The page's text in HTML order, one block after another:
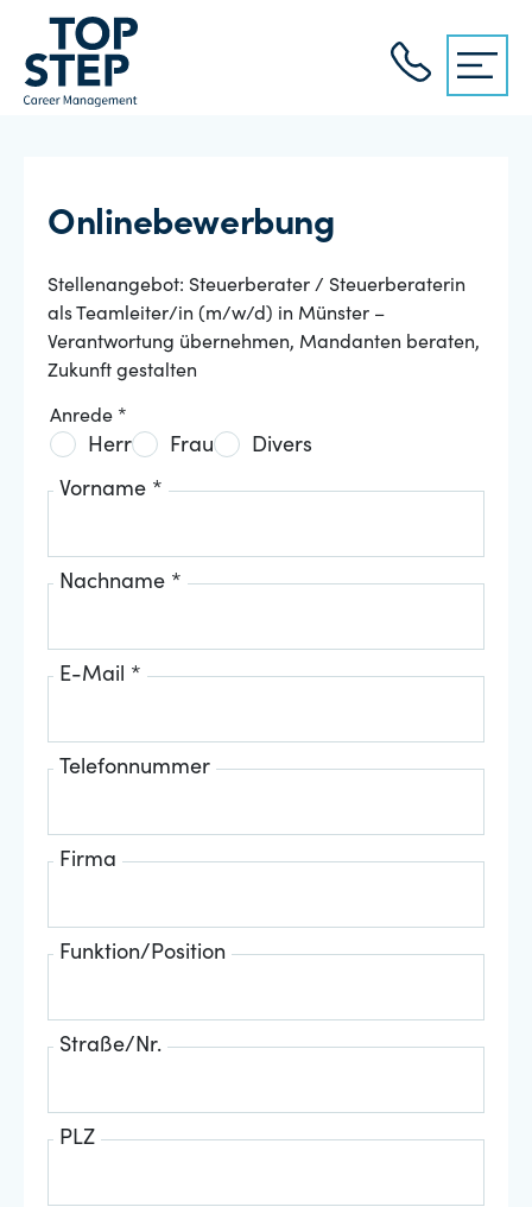
Onlinebewerbung
Stellenangebot: Steuerberater / Steuerberaterin
als Teamleiter/in (m/w/d) in Münster –
Verantwortung übernehmen, Mandanten beraten,
Zukunft gestalten
Anrede *
Herr Frau Divers
Vorname *
Nachname *
E-Mail *
Telefonnummer
Firma
Funktion/Position
Straße/Nr.
PLZ